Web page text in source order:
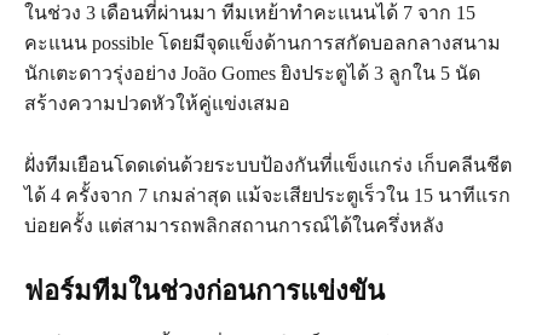
ในช่วง 3 เดือนที่ผ่านมา ทีมเหย้าทำคะแนนได้ 7 จาก 15
คะแนน possible โดยมีจุดแข็งด้านการสกัดบอลกลางสนาม
นักเตะดาวรุ่งอย่าง João Gomes ยิงประตูได้ 3 ลูกใน 5 นัด
สร้างความปวดหัวให้คู่แข่งเสมอ
ฝั่งทีมเยือนโดดเด่นด้วยระบบป้องกันที่แข็งแกร่ง เก็บคลีนชีต
ได้ 4 ครั้งจาก 7 เกมล่าสุด แม้จะเสียประตูเร็วใน 15 นาทีแรก
บ่อยครั้ง แต่สามารถพลิกสถานการณ์ได้ในครึ่งหลัง
ฟอร์มทีมในช่วงก่อนการแข่งขัน